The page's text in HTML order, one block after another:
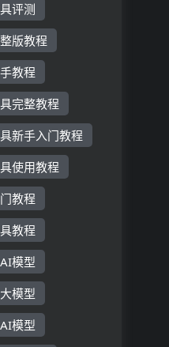
评测
版教程
教程
完整教程
新手入门教程
使用教程
教程
教程
模型
模型
模型